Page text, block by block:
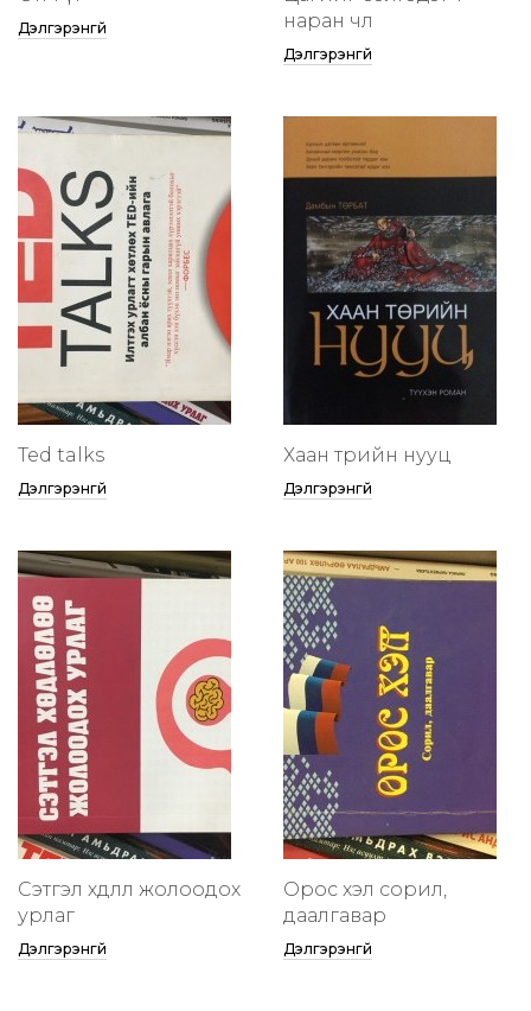
Дэлгэрэнгүй
наран чөлөө
Дэлгэрэнгүй
Ted talks
Дэлгэрэнгүй
Хаан төрийн нууц
Дэлгэрэнгүй
Сэтгэл хөдлөлөө жолоодох
урлаг
Дэлгэрэнгүй
Орос хэл сорил,
даалгавар
Дэлгэрэнгүй